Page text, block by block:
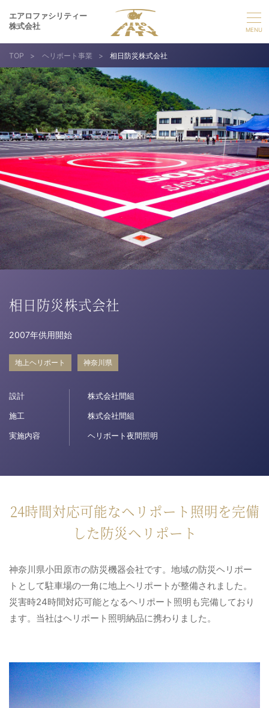
エアロファシリティー
株式会社
選ばれる理由
事業紹介
実績紹介
企業情報
採用情報
お問い合わせ
病院関係者の方
自治体関係者の方
設計及び建築関係者の方
English
TOP > ヘリポート事業 > 相日防災株式会社
相日防災株式会社
2007年供用開始
地上ヘリポート 神奈川県
設計 株式会社間組
施工 株式会社間組
実施内容 ヘリポート夜間照明
24時間対応可能なヘリポート照明を完備
した防災ヘリポート
神奈川県小田原市の防災機器会社です。地域の防災ヘリポー
トとして駐車場の一角に地上ヘリポートが整備されました。
災害時24時間対応可能となるヘリポート照明も完備しており
ます。当社はヘリポート照明納品に携わりました。